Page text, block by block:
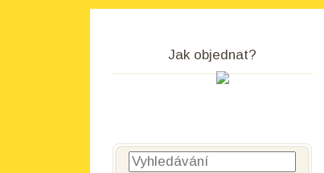
Jak objednat?
Vyhledávání